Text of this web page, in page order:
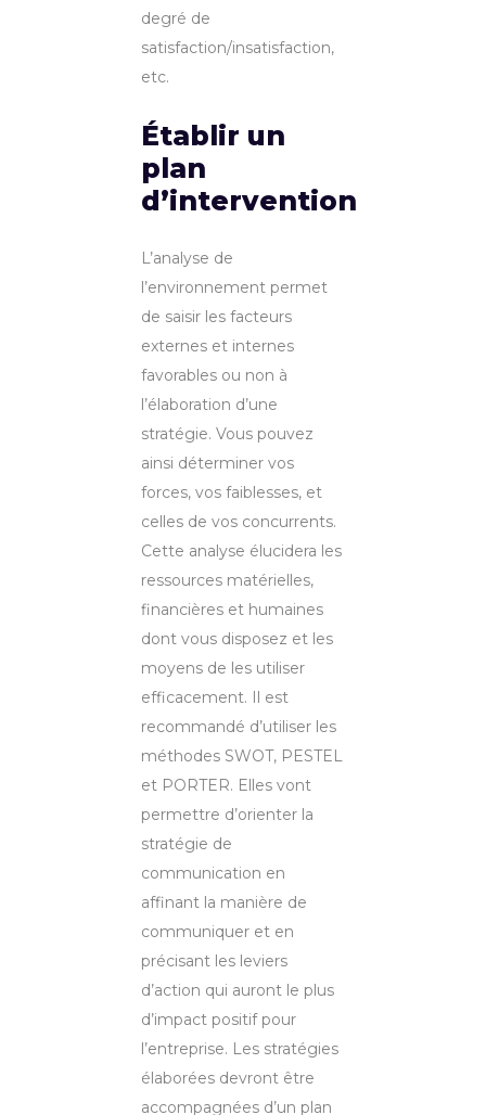
degré de
satisfaction/insatisfaction,
etc.
Établir un
plan
d’intervention
L’analyse de
l’environnement permet
de saisir les facteurs
externes et internes
favorables ou non à
l’élaboration d’une
stratégie. Vous pouvez
ainsi déterminer vos
forces, vos faiblesses, et
celles de vos concurrents.
Cette analyse élucidera les
ressources matérielles,
financières et humaines
dont vous disposez et les
moyens de les utiliser
efficacement. Il est
recommandé d’utiliser les
méthodes SWOT, PESTEL
et PORTER. Elles vont
permettre d’orienter la
stratégie de
communication en
affinant la manière de
communiquer et en
précisant les leviers
d’action qui auront le plus
d’impact positif pour
l’entreprise. Les stratégies
élaborées devront être
accompagnées d’un plan